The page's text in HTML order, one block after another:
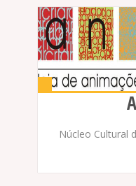
Núcleo Cultural